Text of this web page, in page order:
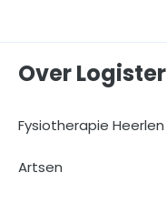
Over Logister
Fysiotherapie Heerlen
Artsen